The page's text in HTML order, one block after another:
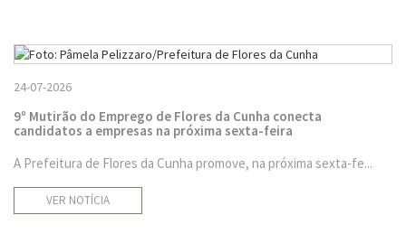
24-07-2026
9º Mutirão do Emprego de Flores da Cunha conecta
candidatos a empresas na próxima sexta-feira
A Prefeitura de Flores da Cunha promove, na próxima sexta-fe...
VER NOTÍCIA